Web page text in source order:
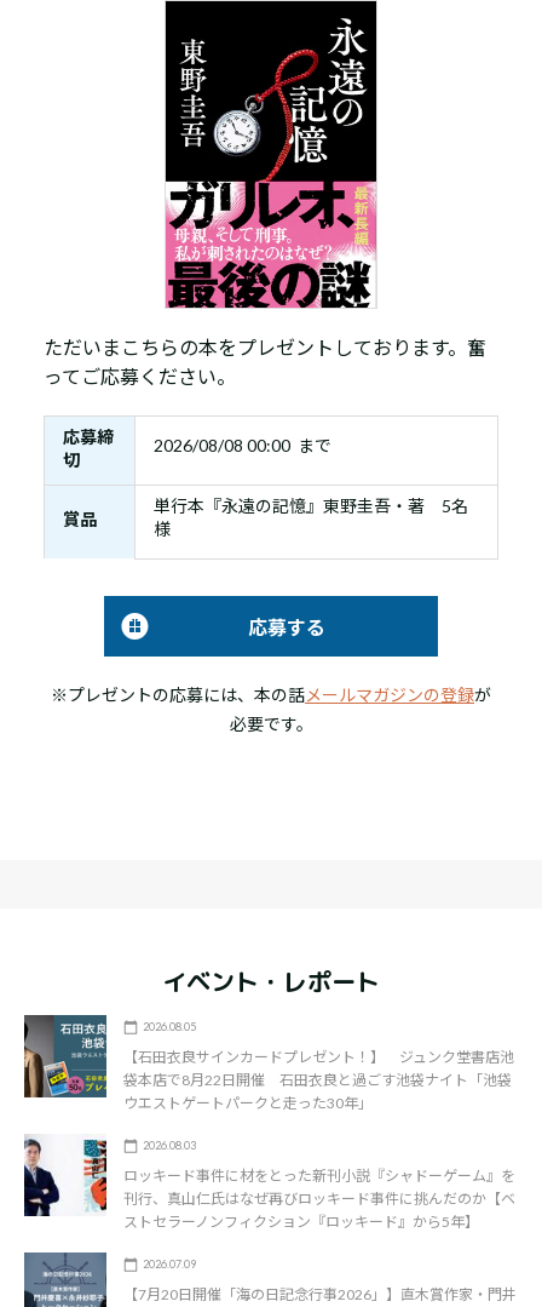
ただいまこちらの本をプレゼントしております。奮
ってご応募ください。
応募締
切
2026/08/08 00:00 まで
賞品
単行本『永遠の記憶』東野圭吾・著 5名
様
応募する
※プレゼントの応募には、本の話メールマガジンの登録が
必要です。
イベント・レポート
2026.08.05
【石田衣良サインカードプレゼント！】 ジュンク堂書店池
袋本店で8月22日開催 石田衣良と過ごす池袋ナイト「池袋
ウエストゲートパークと走った30年」
2026.08.03
ロッキード事件に材をとった新刊小説『シャドーゲーム』を
刊行、真山仁氏はなぜ再びロッキード事件に挑んだのか【ベ
ストセラーノンフィクション『ロッキード』から5年】
2026.07.09
【7月20日開催「海の日記念行事2026」】直木賞作家・門井